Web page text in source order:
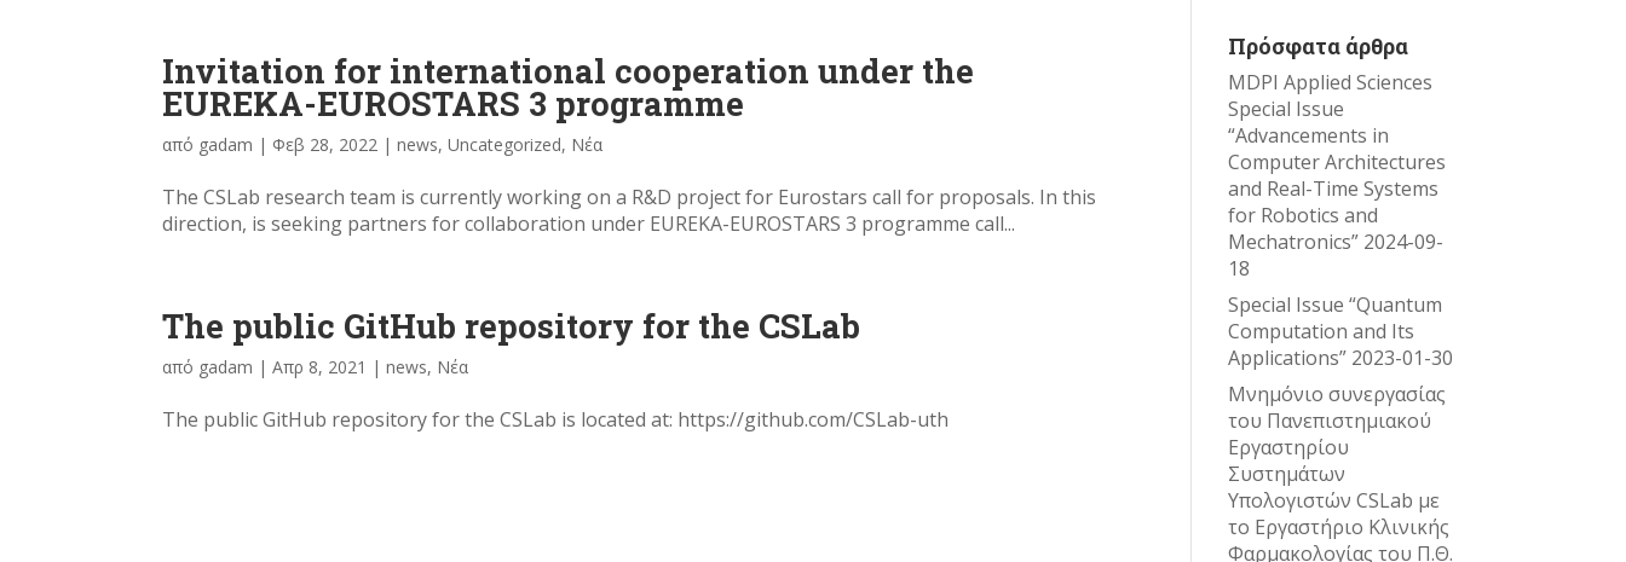
Invitation for international cooperation under the
EUREKA-EUROSTARS 3 programme
από gadam | Φεβ 28, 2022 |news,Uncategorized, Νέα
The CSLab research team is currently working on a R&D project for Eurostars call for proposals. In this
direction, is seeking partners for collaboration under EUREKA-EUROSTARS 3 programme call...
The public GitHub repository for the CSLab
από gadam |Απρ 8, 2021 |news, Νέα
The public GitHub repository for the CSLab is located at: https://github.com/CSLab-uth
Πρόσφατα άρθρα
MDPI Applied Sciences
Special Issue
“Advancements in
Computer Architectures
and Real-Time Systems
for Robotics and
Mechatronics” 2024-09-
18
Special Issue “Quantum
Computation and Its
Applications” 2023-01-30
Μνημόνιο συνεργασίας
του Πανεπιστημιακού
Εργαστηρίου
Συστημάτων
Υπολογιστών CSLab με
το Εργαστήριο Κλινικής
Φαρμακολογίας του Π.Θ.